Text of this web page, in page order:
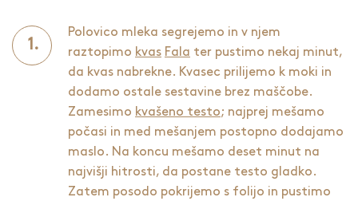
Polovico mleka segrejemo in v njem
raztopimo kvas Fala ter pustimo nekaj minut,
da kvas nabrekne. Kvasec prilijemo k moki in
dodamo ostale sestavine brez maščobe.
Zamesimo kvašeno testo; najprej mešamo
počasi in med mešanjem postopno dodajamo
maslo. Na koncu mešamo deset minut na
najvišji hitrosti, da postane testo gladko.
Zatem posodo pokrijemo s folijo in pustimo